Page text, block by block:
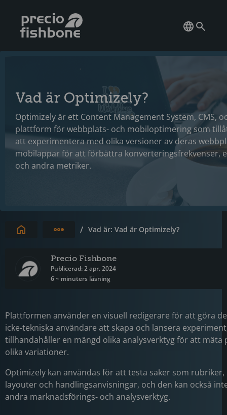
Vad är Optimizely?
Optimizely är ett Content Management System, CMS,
plattform för webbplats- och mobiloptimering som
att experimentera med olika versioner av deras
mobilappar för att förbättra konverteringsfrekvenser,
och andra metriker.
Expandera brödsmulor
/ Vad är: Vad är Optimizely?
Precio Fishbone
Publicerad: 2 apr. 2024
6 ~ minuters läsning
Plattformen använder en visuell redigerare för att göra
icke-tekniska användare att skapa och lansera
tillhandahåller en mängd olika analysverktyg för att mäta
olika variationer.
Optimizely kan användas för att testa saker som
layouter och handlingsanvisningar, och den kan också
andra marknadsförings- och analysverktyg.